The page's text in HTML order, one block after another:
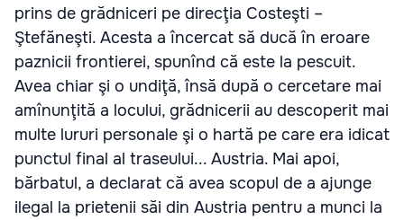
prins de grădniceri pe direcţia Costeşti –
Ştefăneşti. Acesta a încercat să ducă în eroare
paznicii frontierei, spunînd că este la pescuit.
Avea chiar şi o undiţă, însă după o cercetare mai
amînunţită a locului, grădnicerii au descoperit mai
multe lururi personale şi o hartă pe care era idicat
punctul final al traseului... Austria. Mai apoi,
bărbatul, a declarat că avea scopul de a ajunge
ilegal la prietenii săi din Austria pentru a munci la